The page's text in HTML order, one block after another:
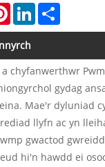
PinterestLinkedIn
chyfanwerthwr
gydag
Mae'r dyluniad
llyfn ac yn
gwactod
hi'n hawdd ei